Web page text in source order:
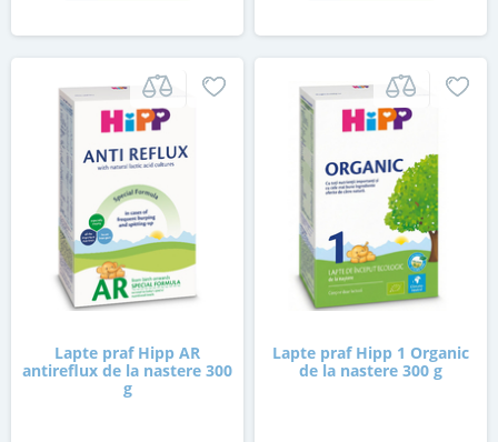
Lapte praf Hipp AR
antireflux de la nastere 300
g
Lapte praf Hipp 1 Organic
de la nastere 300 g